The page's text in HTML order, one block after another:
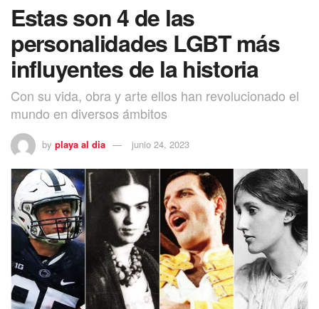
Estas son 4 de las
personalidades LGBT más
influyentes de la historia
Con su vida, obra y arte ellos han revolucionado el
mundo en diversos ámbitos
by playa al dia junio 24, 2023